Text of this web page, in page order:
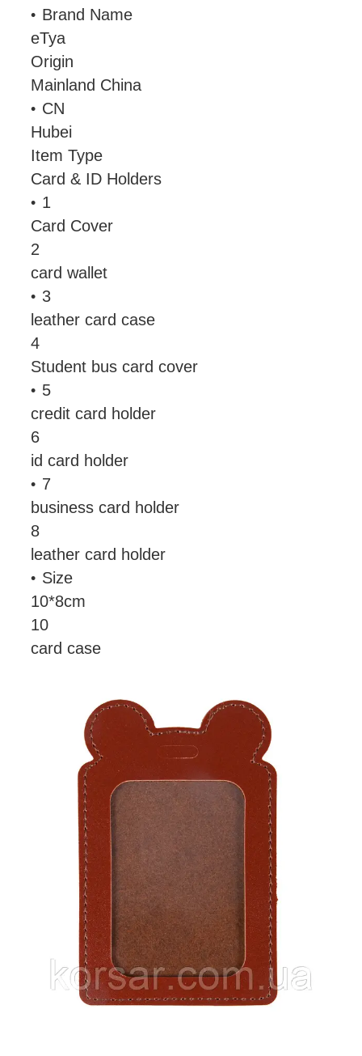
Brand Name
eTya
Origin
Mainland China
CN
Hubei
Item Type
Card & ID Holders
1
Card Cover
2
card wallet
3
leather card case
4
Student bus card cover
5
credit card holder
6
id card holder
7
business card holder
8
leather card holder
Size
10*8cm
10
card case